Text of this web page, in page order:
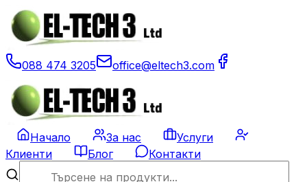
088 474 3205 office@eltech3.com
Начало За нас
Услуги
Клиенти
Блог Контакти